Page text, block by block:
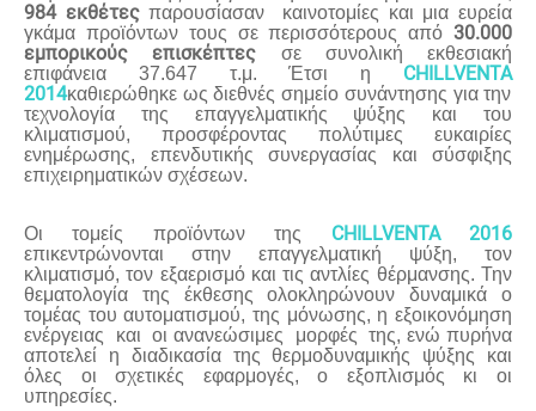
984 εκθέτεςπαρουσίασαν
καινοτομίες και μια ευρεία
γκάμα προϊόντων τους σε περισσότερους από 30.000
εμπορικούς επισκέπτες σε συνολική εκθεσιακή
επιφάνεια 37.647 τ.μ. Έτσι η CHILLVENTA
2014καθιερώθηκε ως διεθνές σημείο συνάντησης για την
τεχνολογία της επαγγελματικής ψύξης και του
κλιματισμού, προσφέροντας πολύτιμες ευκαιρίες
ενημέρωσης, επενδυτικής συνεργασίας και σύσφιξης
επιχειρηματικών σχέσεων.
Οι τομείς προϊόντων της CHILLVENTA2016
επικεντρώνονται στην επαγγελματική ψύξη, τον
κλιματισμό, τον εξαερισμό και τις αντλίες θέρμανσης. Την
θεματολογία της έκθεσης ολοκληρώνουν δυναμικά ο
τομέας του αυτοματισμού, της μόνωσης, η εξοικονόμηση
ενέργειας και οι ανανεώσιμες μορφές της, ενώ πυρήνα
αποτελεί η διαδικασία της θερμοδυναμικής ψύξης και
όλες οι σχετικές εφαρμογές, ο εξοπλισμός κι οι
υπηρεσίες.